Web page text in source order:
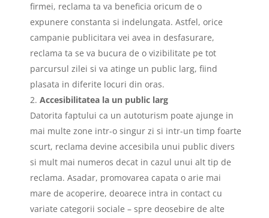
firmei, reclama ta va beneficia oricum de o
expunere constanta si indelungata. Astfel, orice
campanie publicitara vei avea in desfasurare,
reclama ta se va bucura de o vizibilitate pe tot
parcursul zilei si va atinge un public larg, fiind
plasata in diferite locuri din oras.
Accesibilitatea la un public larg
Datorita faptului ca un autoturism poate ajunge in
mai multe zone intr-o singur zi si intr-un timp foarte
scurt, reclama devine accesibila unui public divers
si mult mai numeros decat in cazul unui alt tip de
reclama. Asadar, promovarea capata o arie mai
mare de acoperire, deoarece intra in contact cu
variate categorii sociale – spre deosebire de alte